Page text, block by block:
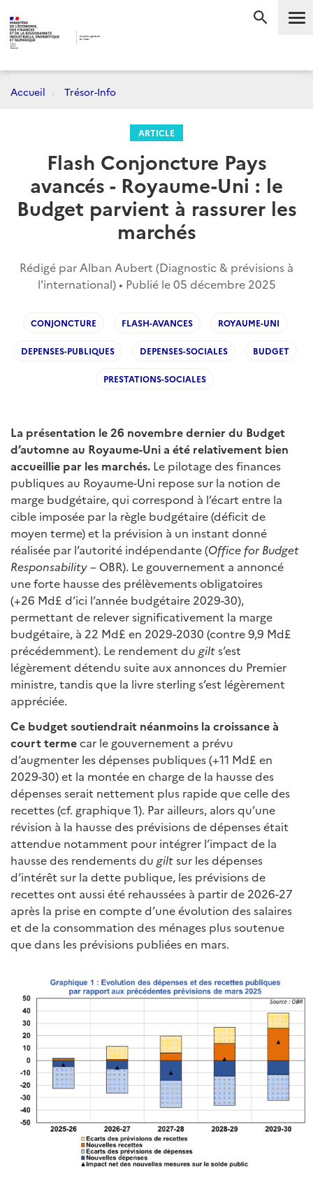
Accueil Trésor-Info
ARTICLE
Flash Conjoncture Pays
avancés - Royaume-Uni : le
Budget parvient à rassurer les
marchés
Rédigé par Alban Aubert (Diagnostic & prévisions à
l'international) • Publié le05 décembre 2025
CONJONCTURE FLASH-AVANCES ROYAUME-UNI
DEPENSES-PUBLIQUES DEPENSES-SOCIALES BUDGET
PRESTATIONS-SOCIALES
La présentation le 26 novembre dernier du Budget
d’automne au Royaume-Uni a été relativement bien
accueillie par les marchés. Le pilotage des finances
publiques au Royaume-Uni repose sur la notion de
marge budgétaire, qui correspond à l’écart entre la
cible imposée par la règle budgétaire (déficit de
moyen terme) et la prévision à un instant donné
réalisée par l’autorité indépendante (Office for Budget
Responsability– OBR). Le gouvernement a annoncé
une forte hausse des prélèvements obligatoires
(+26 Md£ d’ici l’année budgétaire 2029-30),
permettant de relever significativement la marge
budgétaire, à 22 Md£ en 2029-2030 (contre 9,9 Md£
précédemment). Le rendement du gilts’est
légèrement détendu suite aux annonces du Premier
ministre, tandis que la livre sterling s’est légèrement
appréciée.
Ce budget soutiendrait néanmoins la croissance à
court termecar le gouvernement a prévu
d’augmenter les dépenses publiques (+11 Md£ en
2029-30) et la montée en charge de la hausse des
dépenses serait nettement plus rapide que celle des
recettes (cf. graphique 1). Par ailleurs, alors qu’une
révision à la hausse des prévisions de dépenses était
attendue notamment pour intégrer l’impact de la
hausse des rendements du giltsur les dépenses
d’intérêt sur la dette publique, les prévisions de
recettes ont aussi été rehaussées à partir de 2026-27
après la prise en compte d’une évolution des salaires
et de la consommation des ménages plus soutenue
que dans les prévisions publiées en mars.